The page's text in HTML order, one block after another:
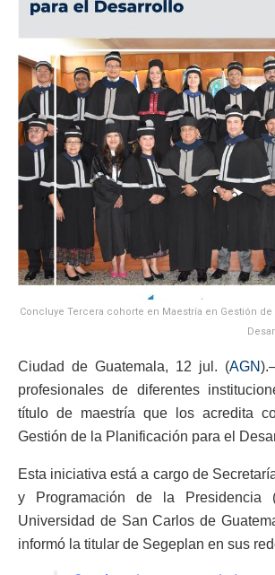
Concluye Tercera cohorte en Maestría en Gestión
Ciudad de Guatemala, 12 jul. (AGN
profesionales de diferentes
título de maestría que los acredita
Gestión de la Planificación para el
Esta iniciativa está a cargo de
y Programación de la Presidencia
Universidad de San Carlos de
informó la titular de Segeplan en sus